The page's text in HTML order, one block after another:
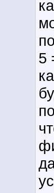
5